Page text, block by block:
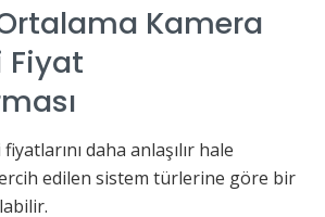
Kamera
Fiyat
daha anlaşılır hale
edilen sistem türlerine göre bir